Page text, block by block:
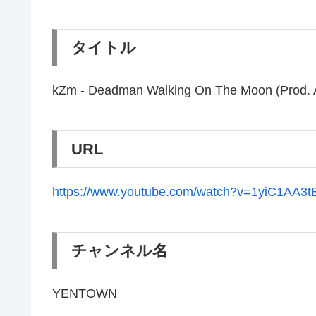
タイトル
kZm - Deadman Walking On The Moon (Prod.
URL
https://www.youtube.com/
チャンネル名
YENTOWN